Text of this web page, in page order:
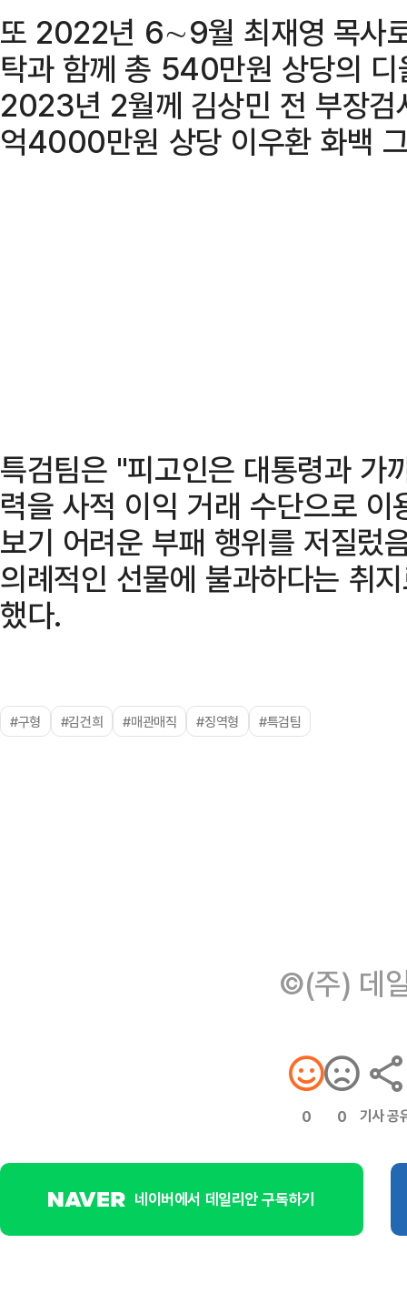
또 2022년 6∼9월 최재영 목사
탁과 함께 총 540만원 상당의
2023년 2월께 김상민 전 부장검
억4000만원 상당 이우환 화백
특검팀은 "피고인은 대통령과 가
력을 사적 이익 거래 수단으로
보기 어려운 부패 행위를 저질렀
의례적인 선물에 불과하다는 취
했다.
#구형 #김건희 #매관매직 #징역형 #특검팀
©(주) 데
0 0 기사 공
네이버에서 데일리안 구독하기